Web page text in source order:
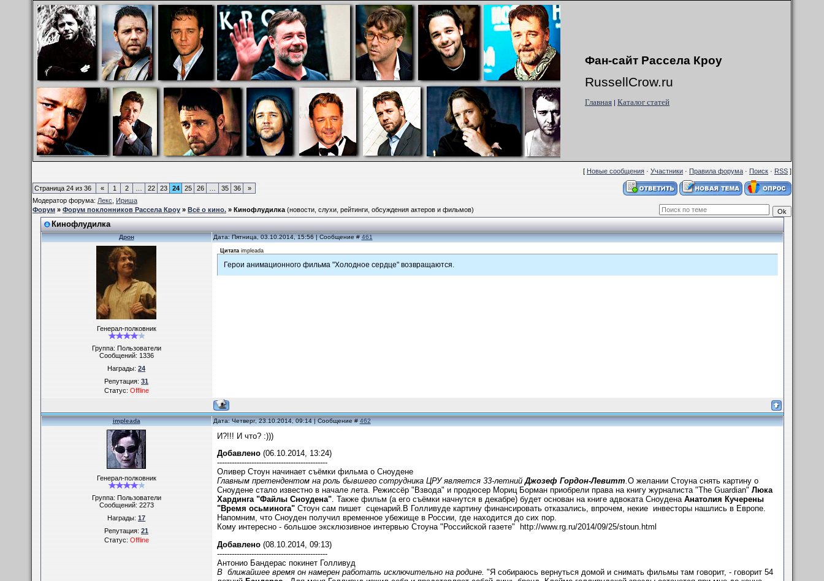
Фан-сайт Рассела Кроу
RussellCrow.ru
Главная | Каталог статей
[Новые сообщения·Участники·Правила форума·Поиск·RSS]
Страница 24 из 36 « 1 2 22 23 24 25 26 35 36
»
Модератор форума:Лекс,Ириша
Форум»Форум поклонников Рассела Кроу»Всё о кино.»Кинофлудилка (новости, слухи, рейтинги, обсуждения актеров и фильмов)
Кинофлудилка
Дрон Дата: Пятница, 03.10.2014, 15:56 | Сообщение #461
Генерал-полковник
Группа: Пользователи
Сообщений:1336
Награды:24
Репутация:31
Статус:Offline
Цитата impleada
Герои анимационного фильма "Холодное сердце" возвращаются.
impleada Дата: Четверг, 23.10.2014, 09:14 | Сообщение #462
Генерал-полковник
Группа: Пользователи
Сообщений:2273
Награды:17
Репутация:21
Статус:Offline
И?!!! И что? :)))
Добавлено(06.10.2014, 13:24)
---------------------------------------------
Оливер Стоун начинает съёмки фильма о Сноудене
Главным претендентом на роль бывшего сотрудника ЦРУ является 33-летнийДжозеф Гордон-Левитт.О желании Стоуна снять картину о
Сноудене стало известно в начале лета. Режиссёр "Взвода" и продюсер Мориц Борман приобрели права на книгу журналиста "The Guardian" Люка
Хардинга "Файлы Сноудена". Также фильм (а его съёмки начнутся в декабре) будет основан на книге адвоката Сноудена Анатолия Кучерены
"Время осьминога"Стоун сам пишет сценарий.В Голливуде картину финансировать отказались, впрочем, некие инвесторы нашлись в Европе.
Напомним, что Сноуден получил временное убежище в России, где находится до сих пор.
Кому интересно - большое эксклюзивное интервью Стоуна "Российской газете" http://www.rg.ru/2014/09/25/stoun.html
Добавлено(08.10.2014, 09:13)
---------------------------------------------
Антонио Бандерас покинет Голливуд
В ближайшее время он намерен работать исключительно на родине. "Я собираюсь вернуться домой и снимать фильмы там говорит, - говорит 54